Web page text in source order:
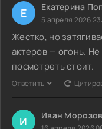
Е Екатерина
5 апреля 2026
Жестко, но
актеров — огонь.
посмотреть стоит.
Ответить
И Иван Морозов